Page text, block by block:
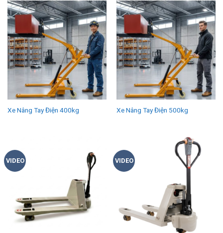
Xe Nâng Tay Điện 400kg Xe Nâng Tay Điện 500kg
VIDEO VIDEO